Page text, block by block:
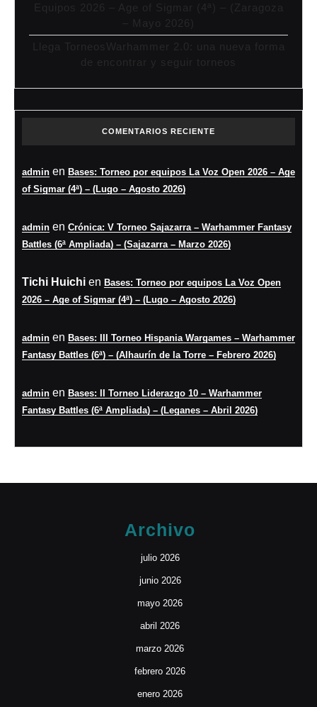
Equipos 2026 – Age of Sigmar (4ª) – (Zaragoza
– Mayo 2026)
Llega TorneosWarhammer 2.0: una nueva forma
de encontrar y seguir torneos
COMENTARIOS RECIENTE
admin en Bases: Torneo por equipos La Voz Open 2026 – Age
of Sigmar (4ª) – (Lugo – Agosto 2026)
admin en Crónica: V Torneo Sajazarra – Warhammer Fantasy
Battles (6ª Ampliada) – (Sajazarra – Marzo 2026)
Tichi Huichi en Bases: Torneo por equipos La Voz Open
2026 – Age of Sigmar (4ª) – (Lugo – Agosto 2026)
admin en Bases: III Torneo Hispania Wargames – Warhammer
Fantasy Battles (6ª) – (Alhaurín de la Torre – Febrero 2026)
admin en Bases: II Torneo Liderazgo 10 – Warhammer
Fantasy Battles (6ª Ampliada) – (Leganes – Abril 2026)
Archivo
julio 2026
junio 2026
mayo 2026
abril 2026
marzo 2026
febrero 2026
enero 2026